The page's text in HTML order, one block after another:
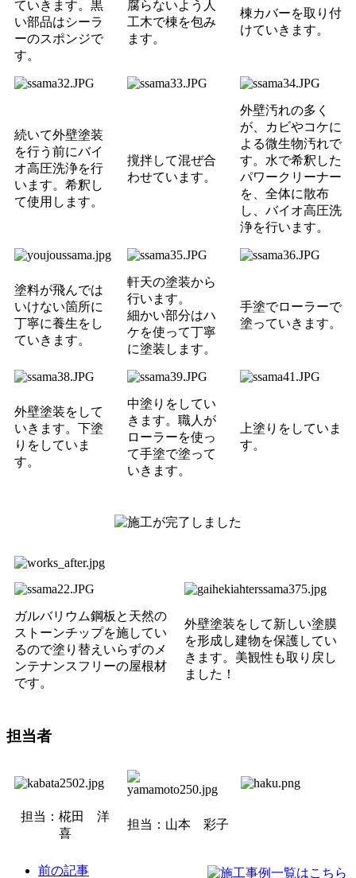
ていきます。黒
い部品はシーラ
ーのスポンジで
す。
腐らないよう人
工木で棟を包み
ます。
棟カバーを取り付
けていきます。
続いて外壁塗装
を行う前にバイ
オ高圧洗浄を行
います。 希釈し
て使用します。
撹拌して混ぜ合
わせています。
外壁汚れの多く
が、カビやコケに
よる微生物汚れで
す。 水で希釈した
パワークリーナー
を、全体に散布
し、バイオ高圧洗
浄を行います。
塗料が飛んでは
いけない箇所に
丁寧に養生をし
ていきます。
軒天の塗装から
行います。
細かい部分はハ
ケを使って丁寧
に塗装します。
手塗でローラーで
塗っていきます。
外壁塗装をして
いきます。下塗
りをしていま
す。
中塗りをしてい
きます。職人が
ローラーを使っ
て手塗で塗って
いきます。
上塗りをしていま
す。
ガルバリウム鋼板と天然の
ストーンチップを施してい
るので塗り替えいらずのメ
ンテナンスフリーの屋根材
です。
外壁塗装をして新しい塗膜
を形成し建物を保護してい
きます。美観性も取り戻し
ました！
担当者
担当： 椛田 洋
喜
担当：山本 彩子
前の記事